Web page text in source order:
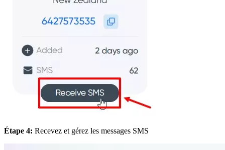
Étape 4: Recevez et gérez les messages SMS